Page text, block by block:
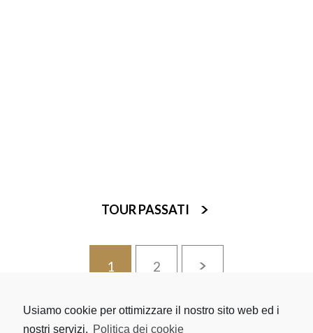
Usiamo cookie per ottimizzare il nostro sito web ed i
nostri servizi. Politica dei cookie
TOUR PASSATI
1 2